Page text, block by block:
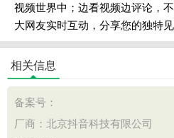
视频世界中；边看视频边评论，
大网友实时互动，分享您的独特见
相关信息
备案号：
厂商：北京抖音科技有限公司